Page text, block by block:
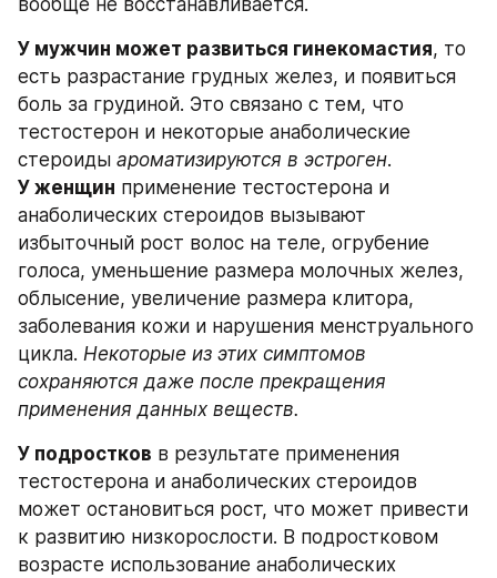
вообще не восстанавливается.
У мужчин может развиться гинекомастия, то
есть разрастание грудных желез, и появиться
боль за грудиной. Это связано с тем, что
тестостерон и некоторые анаболические
стероиды ароматизируются в эстроген.
У женщин применение тестостерона и
анаболических стероидов вызывают
избыточный рост волос на теле, огрубение
голоса, уменьшение размера молочных желез,
облысение, увеличение размера клитора,
заболевания кожи и нарушения менструального
цикла. Некоторые из этих симптомов
сохраняются даже после прекращения
применения данных веществ.
У подростков в результате применения
тестостерона и анаболических стероидов
может остановиться рост, что может привести
к развитию низкорослости. В подростковом
возрасте использование анаболических